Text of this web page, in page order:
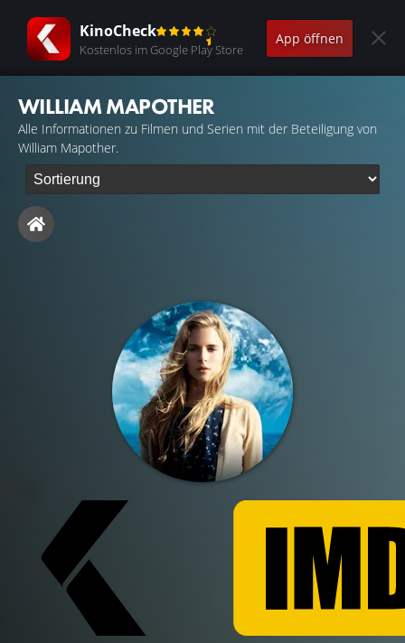
KinoCheck
Kostenlos im Google Play Store
App öffnen
WILLIAM MAPOTHER
Alle Informationen zu Filmen und Serien mit der Beteiligung von
William Mapother.